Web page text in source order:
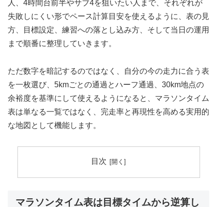
人、4時間台前半やサブ4を狙いたい人まで、それぞれが
失敗しにくい形でペース計算目安を使えるように、表の見
方、目標設定、練習への落とし込み方、そして当日の運用
まで順番に整理していきます。
ただ数字を暗記するのではなく、自分の今の走力に合う表
を一枚選び、5kmごとの通過とハーフ通過、30km地点の
余裕度を基準にして使えるようになると、マラソンタイム
表は単なる一覧ではなく、完走率と再現性を高める実用的
な地図として機能します。
目次
マラソンタイム表は目標タイムから逆算し